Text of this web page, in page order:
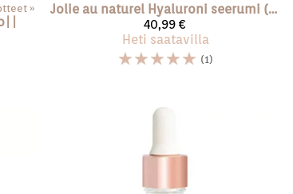
‪» Jolie au naturel
Hyaluroni seerumi (vegan) 20 ml
40,99 €
Heti saatavilla
☆☆☆☆☆ (1)